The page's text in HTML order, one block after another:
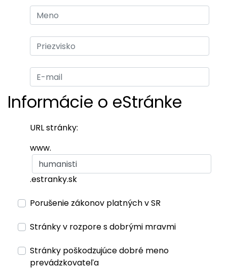
Informácie o eStránke
URL stránky:
www.
.estranky.sk
Porušenie zákonov platných v SR
Stránky v rozpore s dobrými mravmi
Stránky poškodzujúce dobré meno
prevádzkovateľa